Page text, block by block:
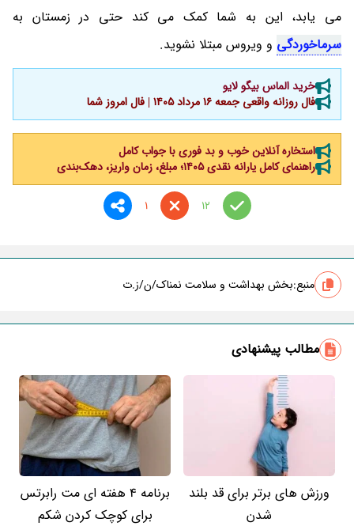
می یابد، این به شما کمک می کند حتی در زمستان به
سرماخوردگی و ویروس مبتلا نشوید.
خرید الماس بیگو لایو
فال روزانه واقعی جمعه ۱۶ مرداد ۱۴۰۵ | فال امروز شما
استخاره آنلاین خوب و بد فوری با جواب کامل
راهنمای کامل یارانه نقدی ۱۴۰۵؛ مبلغ، زمان واریز، دهک‌بندی
12
1
منبع:بخش بهداشت و سلامت نمناک/ن/ز.ت
مطالب پیشنهادی
ورزش های برتر برای قد بلند
شدن
برنامه 4 هفته ای مت رابرتس
برای کوچک کردن شکم